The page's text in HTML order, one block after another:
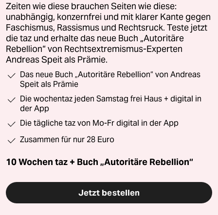
Zeiten wie diese brauchen Seiten wie diese:
unabhängig, konzernfrei und mit klarer Kante gegen
Faschismus, Rassismus und Rechtsruck. Teste jetzt
die taz und erhalte das neue Buch „Autoritäre
Rebellion“ von Rechtsextremismus-Experten
Andreas Speit als Prämie.
Das neue Buch „Autoritäre Rebellion“ von Andreas
Speit als Prämie
Die wochentaz jeden Samstag frei Haus + digital in
der App
Die tägliche taz von Mo-Fr digital in der App
Zusammen für nur 28 Euro
10 Wochen taz + Buch „Autoritäre Rebellion“
Jetzt bestellen